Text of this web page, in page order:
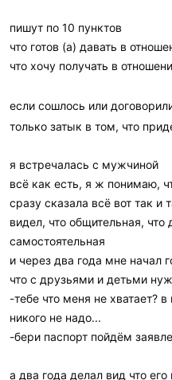
пишут по 10 пунктов
что готов (а) давать в
что хочу получать в
если сошлось или
только затык в том, что
я встречалась с мужчиной
всё как есть, я ж понимаю,
сразу сказала всё вот так и
видел, что общительная, что
самостоятельная
и через два года мне начал
что с друзьями и детьми
-тебе что меня не хватает?
никого не надо...
-бери паспорт пойдём
а два года делал вид что его